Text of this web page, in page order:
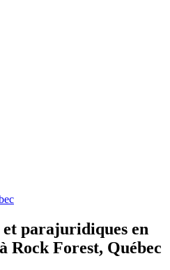
parajuridiques en
Rock Forest, Québec